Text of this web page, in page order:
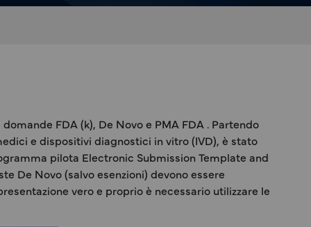
FDA (k), De Novo e PMA FDA . Partendo
e dispositivi diagnostici in vitro (IVD), è stato
pilota Electronic Submission Template and
De Novo (salvo esenzioni) devono essere
vero e proprio è necessario utilizzare le